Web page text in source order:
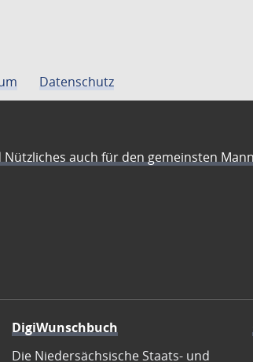
Datenschutz
Nützliches auch für den gemeinsten
DigiWunschbuch
Die Niedersächsische Staats- und